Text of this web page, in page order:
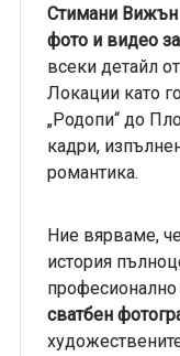
Стимани Вижън
фото и видео
всеки детайл
Локации като
„Родопи“ до
кадри,
романтика.
Ние вярваме,
история
професионално
сватбен